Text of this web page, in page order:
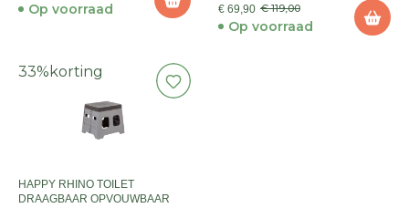
Op voorraad € 69,90 € 119,00
Op voorraad
33% korting
HAPPY RHINO TOILET
DRAAGBAAR OPVOUWBAAR